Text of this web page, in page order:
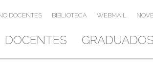
DOCENTES
DOCENTES BIBLIOTECA WEBMAIL